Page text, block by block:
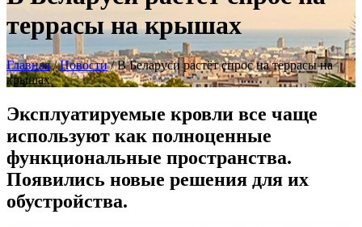
террасы на крышах
Главная/Новости/В Беларуси растёт спрос на террасы на
крышах
Эксплуатируемые кровли все чаще
используют как полноценные
функциональные пространства.
Появились новые решения для их
обустройства.